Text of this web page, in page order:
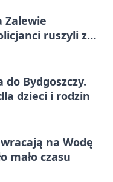
Zalewie
ruszyli z
Bydgoszczy.
dzieci i rodzin
na Wodę
mało czasu